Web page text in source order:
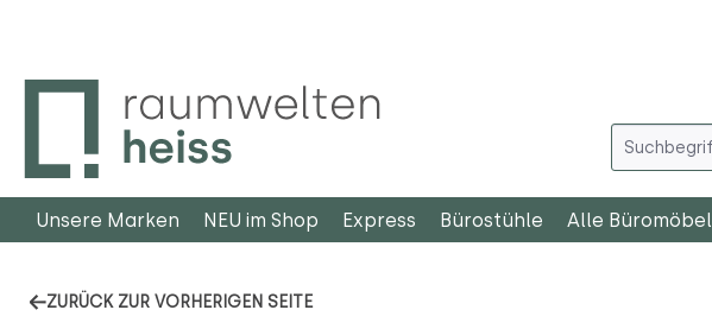
Unsere Marken NEU im Shop Express Bürostühle Alle Büromöbel
ZURÜCK ZUR VORHERIGEN SEITE